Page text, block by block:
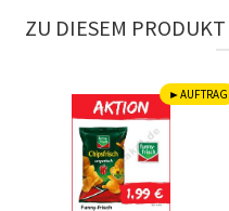
ZU DIESEM
►AUFTRAG